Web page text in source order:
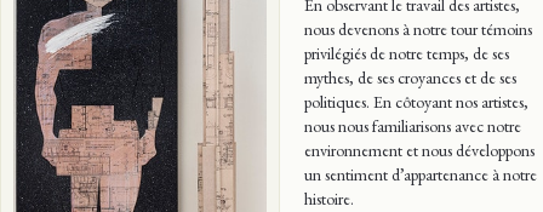
En observant le travail des artistes,
nous devenons à notre tour témoins
privilégiés de notre temps, de ses
mythes, de ses croyances et de ses
politiques. En côtoyant nos artistes,
nous nous familiarisons avec notre
environnement et nous développons
un sentiment d’appartenance à notre
histoire.